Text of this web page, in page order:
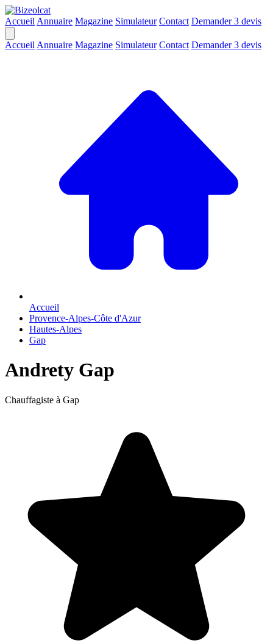
Accueil Annuaire Magazine Simulateur Contact Demander 3 devis
Accueil Annuaire Magazine Simulateur Contact Demander 3 devis
Accueil
Provence-Alpes-Côte d'Azur
Hautes-Alpes
Gap
Andrety Gap
Chauffagiste à Gap